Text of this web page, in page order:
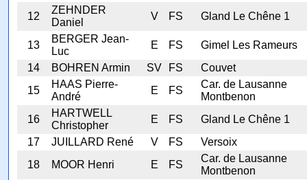
12
ZEHNDER
Daniel
V FS Gland Le Chêne 1
13
BERGER Jean-
Luc
E FS
Gimel Les Rameurs
14
BOHREN Armin SV FS
Couvet
15
HAAS Pierre-
André
E FS
Car. de Lausanne
Montbenon
16
HARTWELL
Christopher
E FS
Gland Le Chêne 1
17
JUILLARD René V FS
Versoix
18
MOOR Henri E FS
Car. de Lausanne
Montbenon